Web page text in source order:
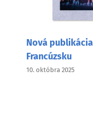
Nová
Francúzsku
10. októbra 2025